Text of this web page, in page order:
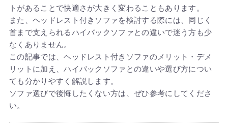
トがあることで快適さが大きく変わることもあります。
また、ヘッドレスト付きソファを検討する際には、同じく
首まで支えられるハイバックソファとの違いで迷う方も少
なくありません。
この記事では、ヘッドレスト付きソファのメリット・デメ
リットに加え、ハイバックソファとの違いや選び方につい
ても分かりやすく解説します。
ソファ選びで後悔したくない方は、ぜひ参考にしてくださ
い。